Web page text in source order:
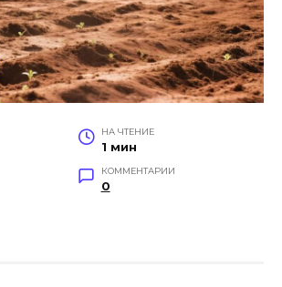
НА ЧТЕНИЕ
1 мин
КОММЕНТАРИИ
0